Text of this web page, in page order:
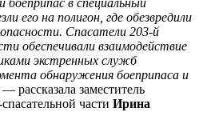
его на полигон, где обезвредили
Спасатели 203-й
обеспечивали взаимодействие
экстренных служб
обнаружения боеприпаса и
— рассказала заместитель
части Ирина